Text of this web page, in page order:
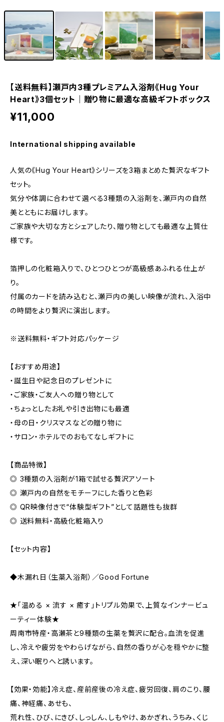
【送料無料】瀬戸内3種プレミアム入浴剤《Hug Your
Heart》3個セット｜贈り物に最適な高級ギフトボックス
¥11,000
International shipping available
人気の《Hug Your Heart》シリーズを3箱まとめた贅沢なギフト
セット。
気分や体調に合わせて選べる3種類の入浴剤を、瀬戸内の自然
美とともにお届けします。
ご家族や大切な方とシェアしたり、贈り物としても最適な上質仕
様です。
箔押しの化粧箱入りで、ひとつひとつが高級感あふれる仕上が
り。
付属のカードを読み込むと、瀬戸内の美しい映像が流れ、入浴中
の時間をより贅沢に演出します。
※送料無料・ギフト対応パッケージ
【おすすめ用途】
・誕生日や記念日のプレゼントに
・ご家族・ご友人への贈り物として
・ちょっとしたお礼や引き出物にも最適
・母の日・クリスマスなどの贈り物に
・サロン・ホテルでのおもてなしギフトに
【商品特徴】
◎ 3種類の入浴剤が1箱で試せる贅沢アソート
◎ 瀬戸内の自然をモチーフにした香りと色彩
◎ QR映像付きで“体験型ギフト”として話題性も抜群
◎ 送料無料・高級化粧箱入り
【セット内容】
◆木漏れ日（生薬入浴剤）／Good Fortune
★「温める × 流す × 癒す」トリプル効果で、上質なインナービュ
ーティー体験★
周南市特産・高瀬茶と9種類の生薬を贅沢に配合。血流を促進
し、冷えや疲労をやわらげながら、自然の香りが心を穏やかに整
え、深い眠りへと誘います。
【効果・効能】冷え症、産前産後の冷え症、疲労回復、肩のこり、腰
痛、神経痛、あせも、
荒れ性、ひび、にきび、しっしん、しもやけ、あかぎれ、うちみ、くじ